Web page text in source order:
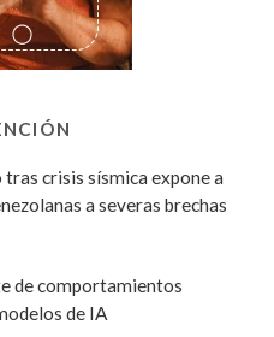
crisis sísmica expone a
a severas brechas
de comportamientos
de IA